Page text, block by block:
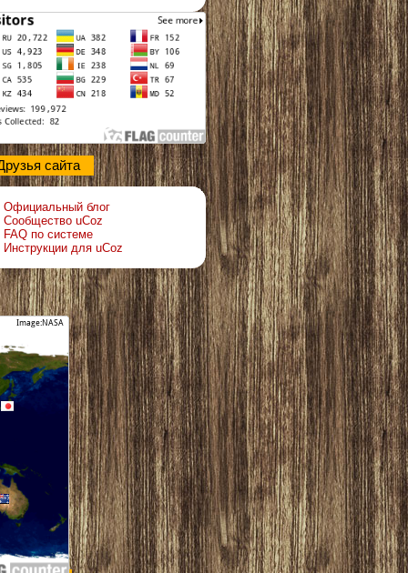
сайта
Официальный блог
Сообщество uCoz
FAQ по системе
Инструкции для uCoz